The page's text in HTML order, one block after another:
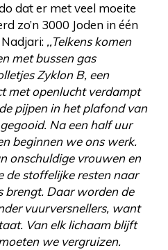
dat er met veel moeite
zo’n 3000 Joden in één
,,Telkens komen
met bussen gas
Zyklon B, een
met openlucht verdampt
pijpen in het plafond van
Na een half uur
beginnen we ons werk.
onschuldige vrouwen en
de stoffelijke resten naar
brengt. Daar worden de
vuurversnellers, want
Van elk lichaam blijft
we vergruizen.